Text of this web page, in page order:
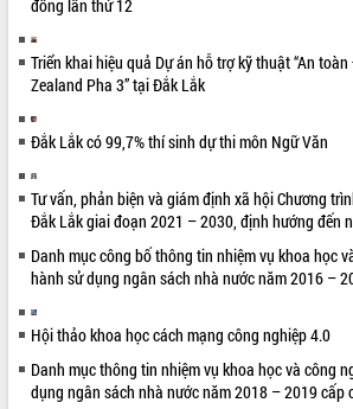
Khơi thông điểm nghẽn, đẩy nhanh
giải ngân vốn khắc phục thiên tai
hoạch tỉnh thời kỳ 2021-2030
hoạch tỉnh Đắk Lắk thời kỳ 2021-2030,
tầm nhìn đến năm 2050
doanh nghiệp nhà nước
Hội nghị triển khai kết nối mạng
truyền số liệu chuyên dùng phục vụ cơ
quan Đảng, Nhà nước
Lễ phát động chuỗi hoạt động chung
tay làm sạch môi trường
đồng lần thứ 12
Triển khai hiệu quả Dự án hỗ trợ kỹ thuật “An
Zealand Pha 3” tại Đắk Lắk
Đắk Lắk có 99,7% thí sinh dự thi môn Ngữ Văn
Tư vấn, phản biện và giám định xã hội Chương
Đắk Lắk giai đoạn 2021 – 2030, định hướng đến
Danh mục công bố thông tin nhiệm vụ khoa học
hành sử dụng ngân sách nhà nước năm 2016 –
Hội thảo khoa học cách mạng công nghiệp 4.0
Danh mục thông tin nhiệm vụ khoa học và công
dụng ngân sách nhà nước năm 2018 – 2019 cấp